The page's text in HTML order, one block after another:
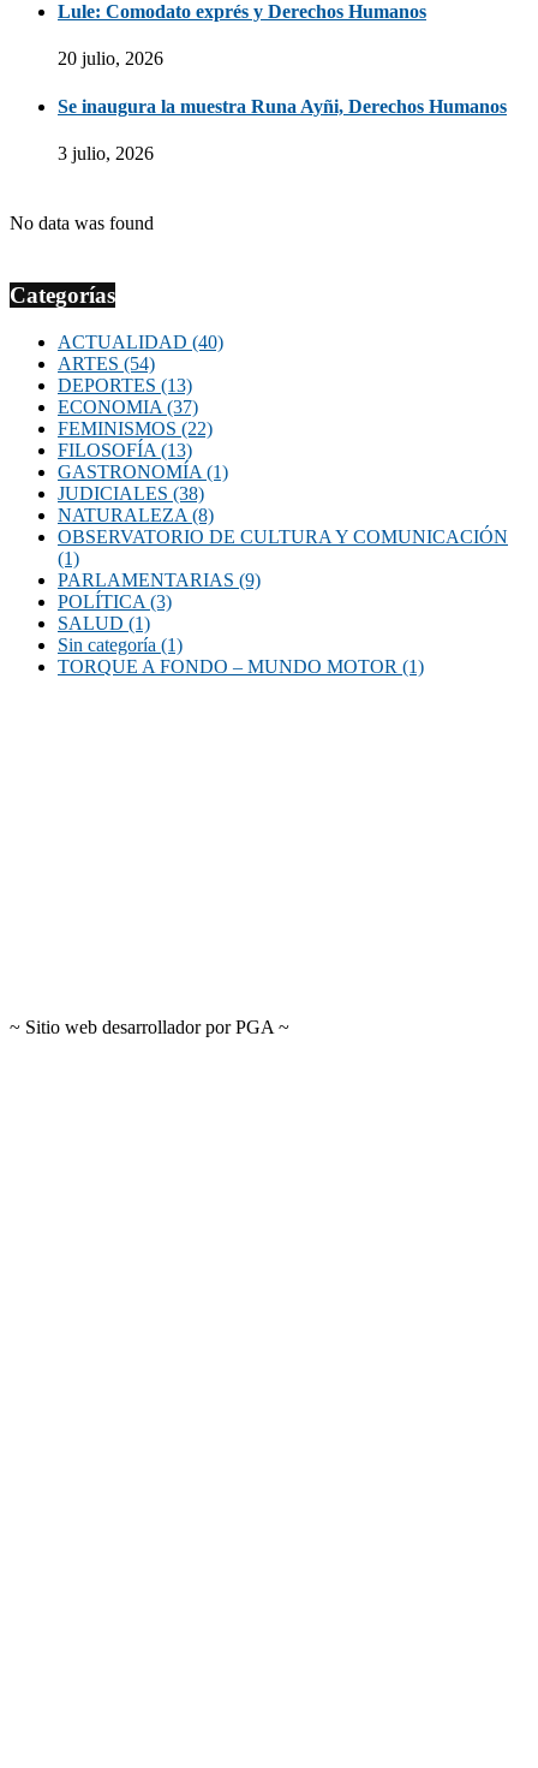
Lule: Comodato exprés y Derechos Humanos
20 julio, 2026
Se inaugura la muestra Runa Ayñi, Derechos Humanos
3 julio, 2026
No data was found
Categorías
ACTUALIDAD (40)
ARTES (54)
DEPORTES (13)
ECONOMIA (37)
FEMINISMOS (22)
FILOSOFÍA (13)
GASTRONOMÍA (1)
JUDICIALES (38)
NATURALEZA (8)
OBSERVATORIO DE CULTURA Y COMUNICACIÓN
(1)
PARLAMENTARIAS (9)
POLÍTICA (3)
SALUD (1)
Sin categoría (1)
TORQUE A FONDO – MUNDO MOTOR (1)
~ Sitio web desarrollador por PGA ~